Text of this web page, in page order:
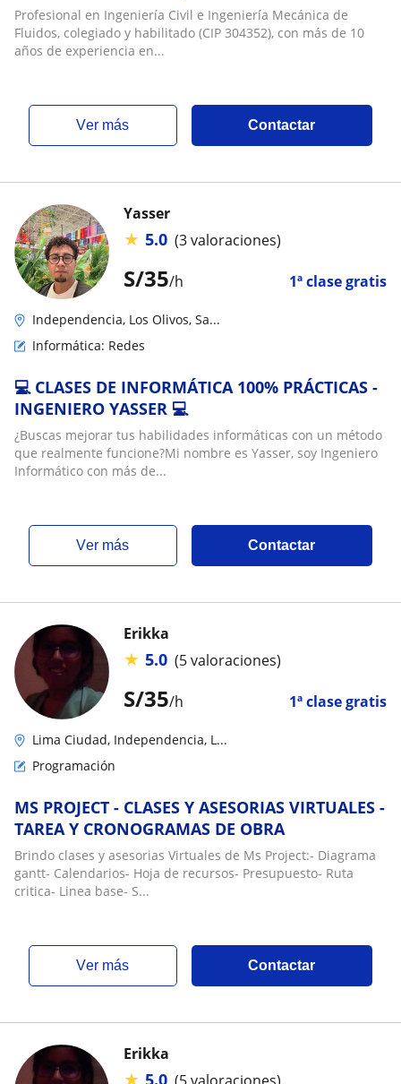
Profesional en Ingeniería Civil e Ingeniería Mecánica de
Fluidos, colegiado y habilitado (CIP 304352), con más de 10
años de experiencia en...
ver más Contactar
S/35/h 1ª clase gratis
Yasser
★ 5.0 (3 valoraciones)
Independencia, Los Olivos, Sa...
Informática: Redes
💻 CLASES DE INFORMÁTICA 100% PRÁCTICAS -
INGENIERO YASSER 💻
¿Buscas mejorar tus habilidades informáticas con un método
que realmente funcione?Mi nombre es Yasser, soy Ingeniero
Informático con más de...
ver más Contactar
S/35/h 1ª clase gratis
Erikka
★ 5.0 (5 valoraciones)
Lima Ciudad, Independencia, L...
Programación
MS PROJECT - CLASES Y ASESORIAS VIRTUALES -
TAREA Y CRONOGRAMAS DE OBRA
Brindo clases y asesorias Virtuales de Ms Project:- Diagrama
gantt- Calendarios- Hoja de recursos- Presupuesto- Ruta
critica- Linea base- S...
ver más Contactar
Erikka
★ 5.0 (5 valoraciones)